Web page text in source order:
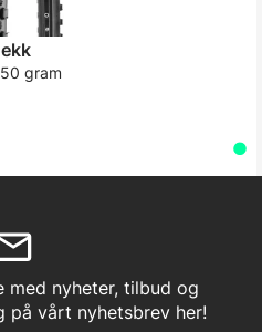
gram
nyheter, tilbud og
på vårt nyhetsbrev her!